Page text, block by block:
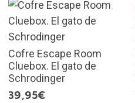
Cofre Escape Room
Cluebox. El gato de
Schrodinger
39,95€